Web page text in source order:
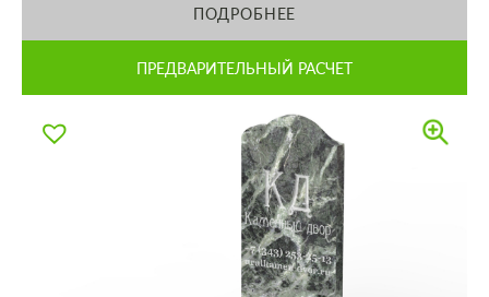
ПОДРОБНЕЕ
ПРЕДВАРИТЕЛЬНЫЙ РАСЧЕТ